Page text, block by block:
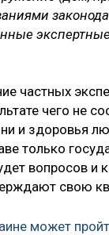
частных
чего не
и здоровья
только
вопросов и
свою
может